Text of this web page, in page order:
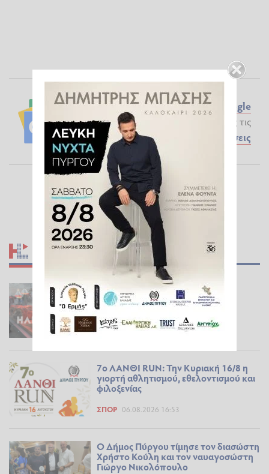
Ακολουθήστε το ilialive.gr στο
Google
Newsκαι μάθετε πρώτοι όλες τις
Ειδήσεις
ΣΧΕΤΙΚΆ ΆΡΘΡΑ
Σπιάντζας: Πρόστιμο μετά από
καταγγελία για το ψήσιμο της
γουρουνοπούλας
ΕΠΊΚΑΙΡΑ 07.08.2026 07:32
7ο ΛΑΝΘΙ RUN: Την Κυριακή 16/8 η
γιορτή αθλητισμού, εθελοντισμού και
φιλοξενίας
ΣΠΟΡ 06.08.2026 16:53
Ο Δήμος Πύργου τίμησε τον διασώστη
Χρήστο Κούλη και τον ναυαγοσώστη
Γιώργο Νικολόπουλο